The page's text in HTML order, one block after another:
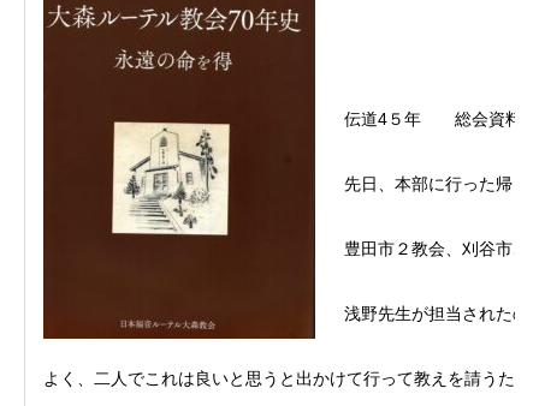
伝道4５年 総会資料
先日、本部に行った帰り
豊田市２教会、刈谷市、
浅野先生が担当されたの
よく、二人でこれは良いと思うと出かけて行って教えを請うた